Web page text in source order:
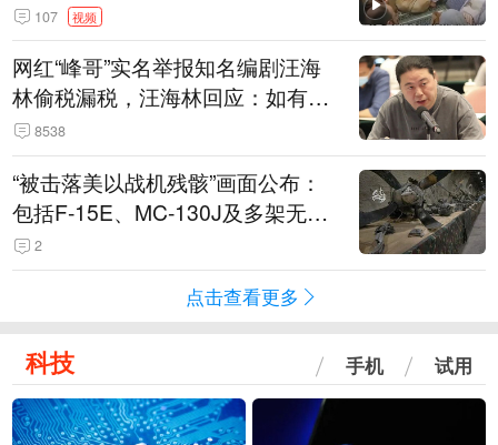
107 视频
网红“峰哥”实名举报知名编剧汪海
林偷税漏税，汪海林回应：如有违
法行为，相关机构自会进行评判和
处理
8538
“被击落美以战机残骸”画面公布：
包括F-15E、MC-130J及多架无人
机 2
点击查看更多
科技 手机 试用